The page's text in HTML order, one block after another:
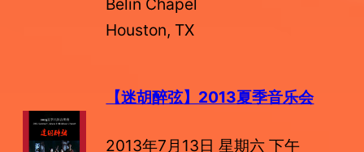
Belin Chapel
Houston, TX
【迷胡醉弦】2013夏季音乐会
2013年7月13日 星期六 下午